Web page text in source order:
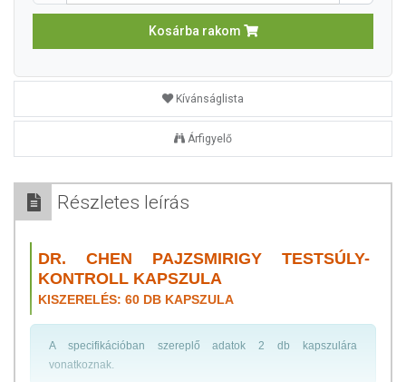
Kosárba rakom
Kívánságlista
Árfigyelő
Részletes leírás
DR. CHEN PAJZSMIRIGY TESTSÚLY-
KONTROLL KAPSZULA
KISZERELÉS: 60 DB KAPSZULA
A specifikációban szereplő adatok 2 db kapszulára
vonatkoznak.